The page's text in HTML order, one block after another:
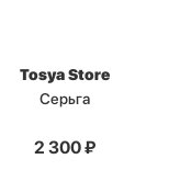
Tosya Store
Серьга
2 300₽